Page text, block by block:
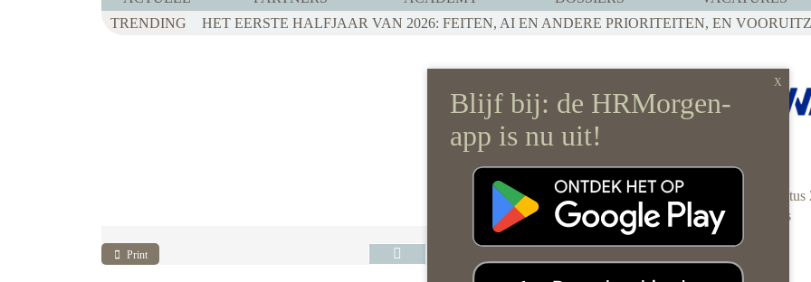
TRENDING WET LOONTRANSPARANTIE: DIT MOET HR NU AL REGELEN
HET EERSTE HALFJAAR VAN 2026: FEITEN, AI EN ANDERE PRIORITEITEN, EN
VOOR EEN SUCCESVOL RESERVISTENBELEID HOEF JE JE ORGANISATIE NIET OP Z’N
AWVN
12
0 reacties
Print